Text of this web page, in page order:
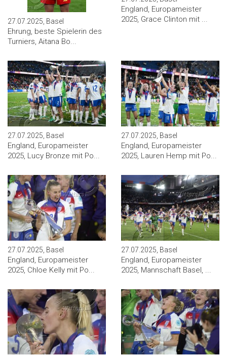
27.07.2025, Basel
Ehrung, beste Spielerin des
Turniers, Aitana Bo...
England, Europameister
2025, Grace Clinton mit ...
27.07.2025, Basel
England, Europameister
2025, Lucy Bronze mit Po...
27.07.2025, Basel
England, Europameister
2025, Lauren Hemp mit Po...
27.07.2025, Basel
England, Europameister
2025, Chloe Kelly mit Po...
27.07.2025, Basel
England, Europameister
2025, Mannschaft Basel, ...